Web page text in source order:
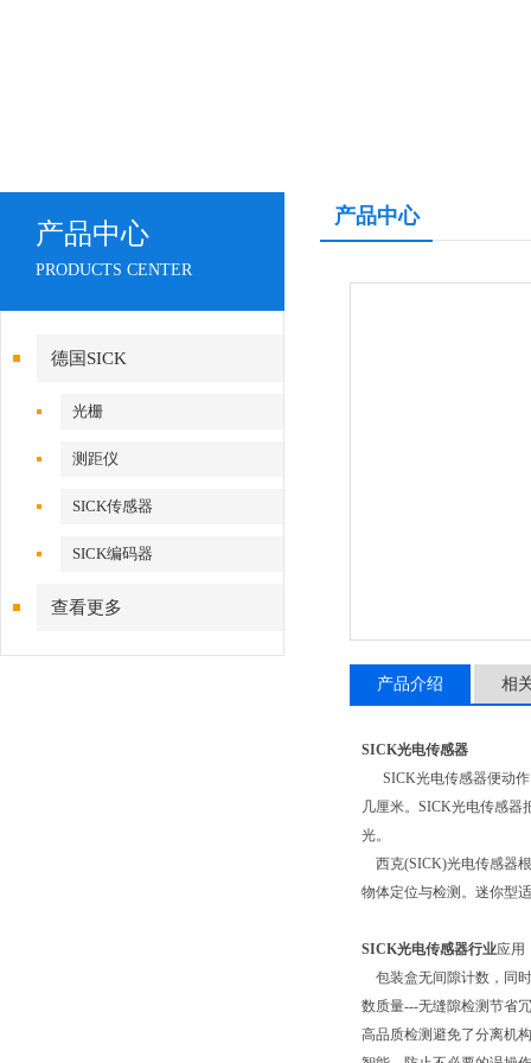
产品中心
PRODUCTS CENTER
德国SICK
光栅
测距仪
SICK传感器
SICK编码器
查看更多
产品中心
产品介绍 相
SICK光电传感器
SICK光电传感器便动作
几厘米。SICK光电传感器
光。
西克(SICK)光电传感器
物体定位与检测。迷你型
SICK光电传感器行业应用
包装盒无间隙计数，同
数质量---无缝隙检测节省
高品质检测避免了分离机